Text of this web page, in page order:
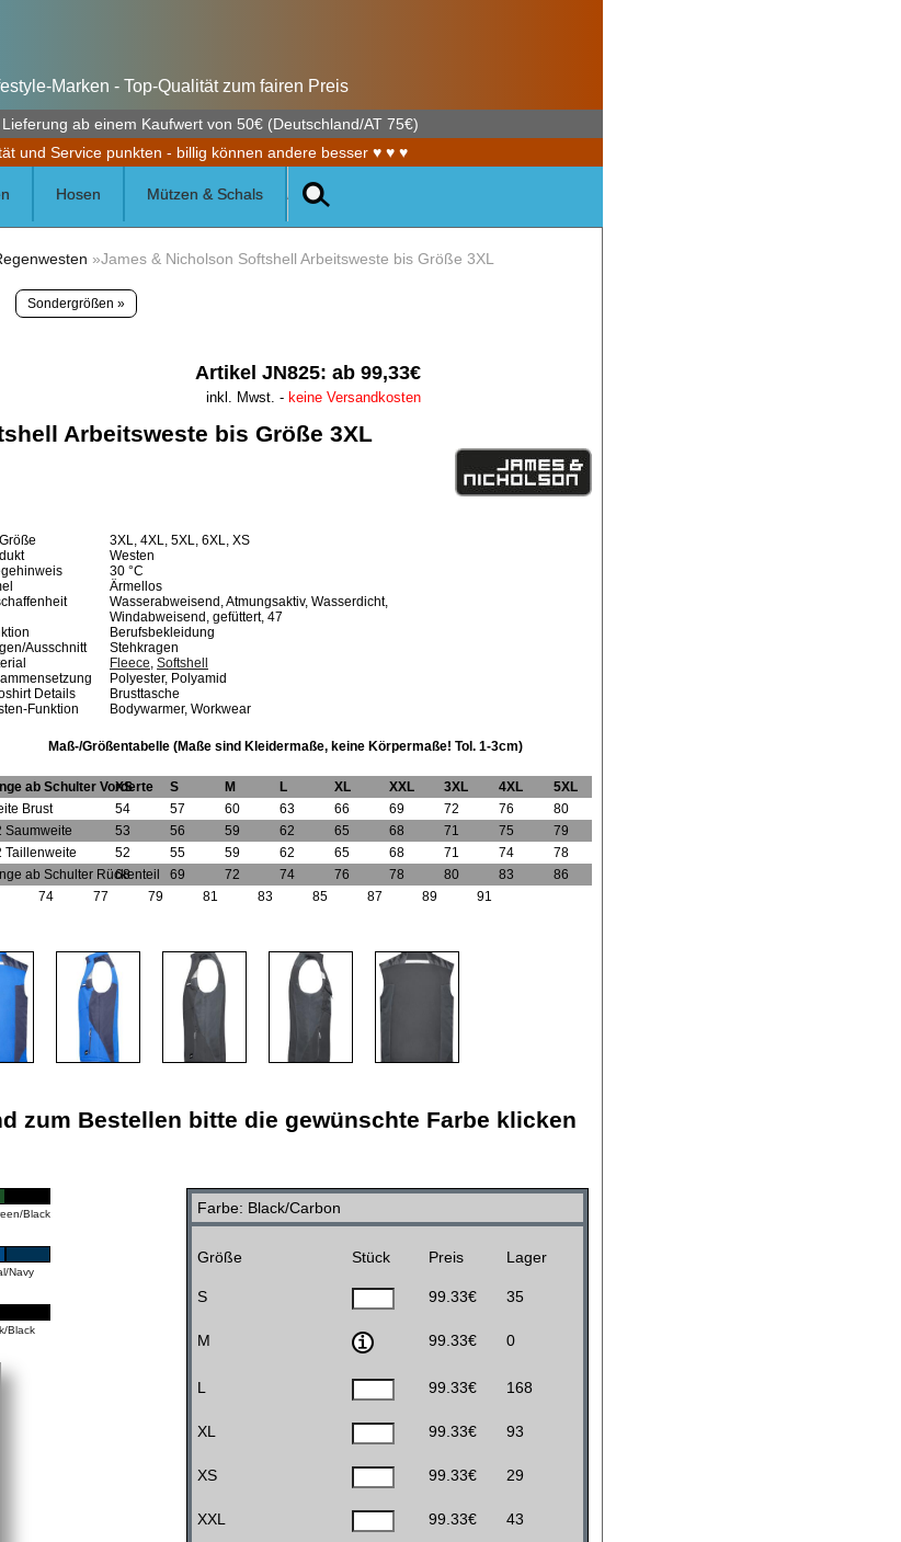
Marken - Top-Qualität zum fairen Preis
ab einem Kaufwert von 50€ (Deutschland/AT 75€)
und Service punkten - billig können andere besser ♥ ♥ ♥
Hosen Mützen & Schals
»James & Nicholson Softshell Arbeitsweste bis Größe 3XL
Sondergrößen »
Artikel JN825: ab 99,33€
inkl. Mwst. - keine Versandkosten
Arbeitsweste bis Größe 3XL
3XL, 4XL, 5XL, 6XL, XS
Westen
30 °C
Ärmellos
Wasserabweisend, Atmungsaktiv, Wasserdicht,
Windabweisend, gefüttert, 47
Berufsbekleidung
Ausschnitt
Stehkragen
Fleece, Softshell
Polyester, Polyamid
Details
Brusttasche
Funktion
Bodywarmer, Workwear
Maß-/Größentabelle (Maße sind Kleidermaße, keine Körpermaße! Tol. 1-3cm)
ab Schulter Vorderte
XS S M L XL XXL 3XL 4XL 5XL
Brust
54 57 60 63 66 69 72 76 80
Saumweite
53 56 59 62 65 68 71 75 79
Taillenweite
52 55 59 62 65 68 71 74 78
ab Schulter Rückenteil
68 69 72 74 76 78 80 83 86
74 77 79 81 83 85 87 89 91
zum Bestellen bitte die gewünschte Farbe klicken
Black
Navy
Black
Farbe: Black/Carbon
Größe Stück Preis Lager
S 99.33€ 35
M 99.33€ 0
L 99.33€ 168
XL 99.33€ 93
XS 99.33€ 29
XXL 99.33€ 43